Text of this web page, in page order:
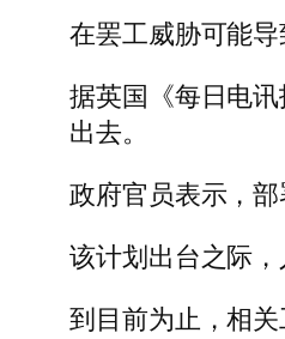
在罢工威胁可能
据英国《每日电
出去。
政府官员表示，
该计划出台之际
到目前为止，相